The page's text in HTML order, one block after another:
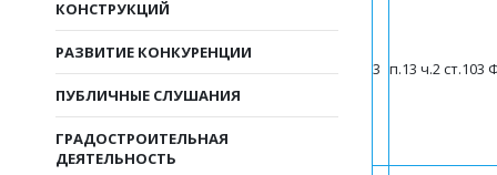
КОНСТРУКЦИЙ
РАЗВИТИЕ КОНКУРЕНЦИИ
ПУБЛИЧНЫЕ СЛУШАНИЯ
ГРАДОСТРОИТЕЛЬНАЯ
ДЕЯТЕЛЬНОСТЬ
3 п.13 ч.2